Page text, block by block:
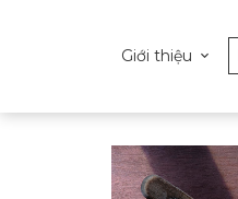
Giới thiệu